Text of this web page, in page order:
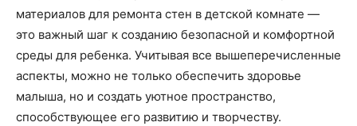
материалов для ремонта стен в детской комнате —
это важный шаг к созданию безопасной и комфортной
среды для ребенка. Учитывая все вышеперечисленные
аспекты, можно не только обеспечить здоровье
малыша, но и создать уютное пространство,
способствующее его развитию и творчеству.